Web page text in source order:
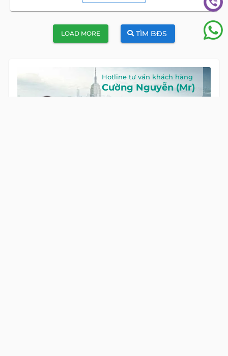
LOAD MORE TÌM BĐS
Hotline tư vấn khách hàng
Cường Nguyễn (Mr)